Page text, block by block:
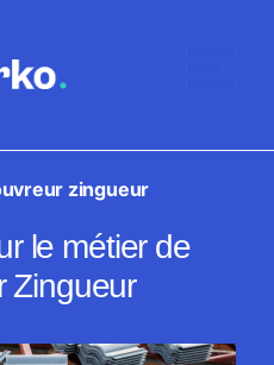
zingueur
le métier de
Zingueur